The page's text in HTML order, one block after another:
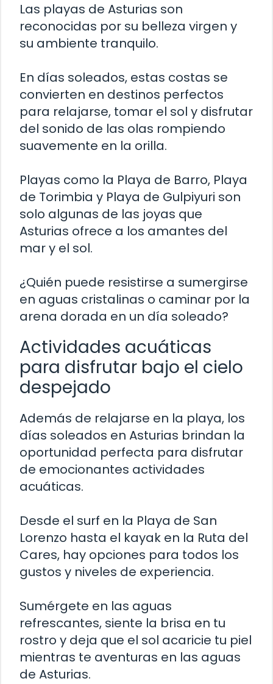
Las playas de Asturias son
reconocidas por su belleza virgen y
su ambiente tranquilo.
En días soleados, estas costas se
convierten en destinos perfectos
para relajarse, tomar el sol y disfrutar
del sonido de las olas rompiendo
suavemente en la orilla.
Playas como la Playa de Barro, Playa
de Torimbia y Playa de Gulpiyuri son
solo algunas de las joyas que
Asturias ofrece a los amantes del
mar y el sol.
¿Quién puede resistirse a sumergirse
en aguas cristalinas o caminar por la
arena dorada en un día soleado?
Actividades acuáticas
para disfrutar bajo el cielo
despejado
Además de relajarse en la playa, los
días soleados en Asturias brindan la
oportunidad perfecta para disfrutar
de emocionantes actividades
acuáticas.
Desde el surf en la Playa de San
Lorenzo hasta el kayak en la Ruta del
Cares, hay opciones para todos los
gustos y niveles de experiencia.
Sumérgete en las aguas
refrescantes, siente la brisa en tu
rostro y deja que el sol acaricie tu piel
mientras te aventuras en las aguas
de Asturias.